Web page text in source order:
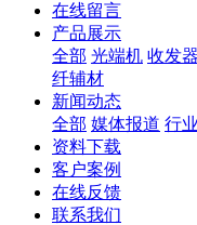
在线留言
产品展示
全部 光端机 收发器
纤辅材
新闻动态
全部 媒体报道 行
资料下载
客户案例
在线反馈
联系我们